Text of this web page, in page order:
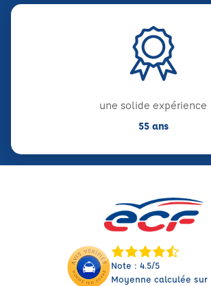
une solide expérience
55 ans
Note : 4.5/5
Moyenne calculée sur